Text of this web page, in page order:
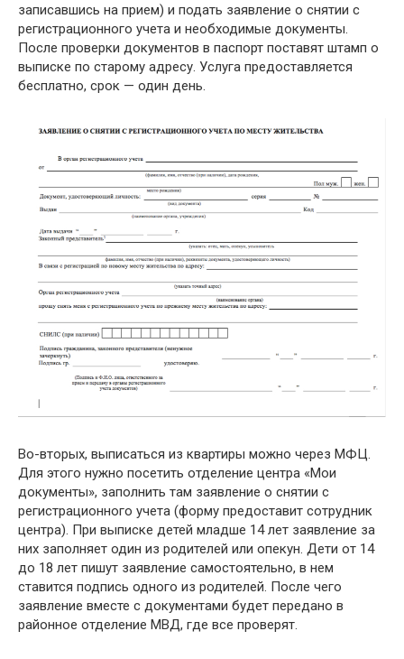
записавшись на прием) и подать заявление о снятии с
регистрационного учета и необходимые документы.
После проверки документов в паспорт поставят штамп о
выписке по старому адресу. Услуга предоставляется
бесплатно, срок — один день.
Во-вторых, выписаться из квартиры можно через МФЦ.
Для этого нужно посетить отделение центра «Мои
документы», заполнить там заявление о снятии с
регистрационного учета (форму предоставит сотрудник
центра). При выписке детей младше 14 лет заявление за
них заполняет один из родителей или опекун. Дети от 14
до 18 лет пишут заявление самостоятельно, в нем
ставится подпись одного из родителей. После чего
заявление вместе с документами будет передано в
районное отделение МВД, где все проверят.